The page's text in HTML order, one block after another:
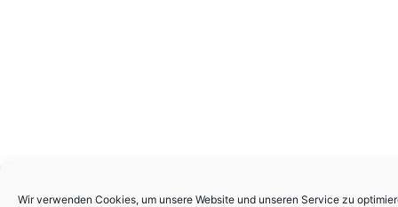
Wir verwenden Cookies, um unsere Website und unseren Service zu